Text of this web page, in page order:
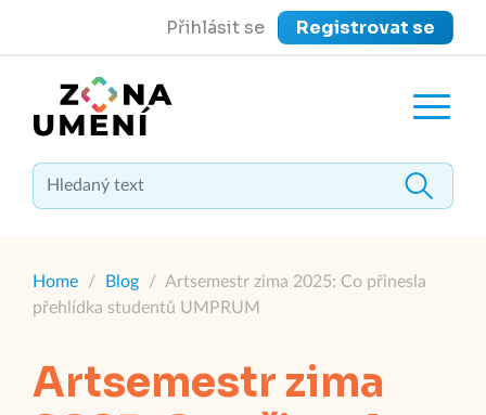
Přihlásit se Registrovat se
Zavřít menu
Home / Blog / Artsemestr zima 2025: Co přinesla
přehlídka studentů UMPRUM
Artsemestr zima